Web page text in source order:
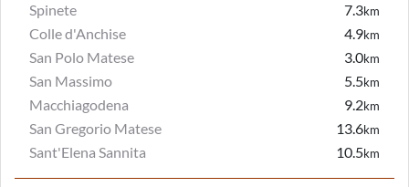
Spinete 7.3km
Colle d'Anchise 4.9km
San Polo Matese 3.0km
San Massimo 5.5km
Macchiagodena 9.2km
San Gregorio Matese 13.6km
Sant'Elena Sannita 10.5km